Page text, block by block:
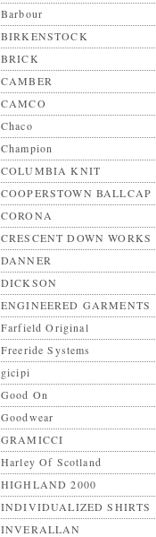
Barbour
BIRKENSTOCK
BRICK
CAMBER
CAMCO
Chaco
Champion
COLUMBIA KNIT
COOPERSTOWN BALLCAP
CORONA
CRESCENT DOWN WORKS
DANNER
DICKSON
ENGINEERED GARMENTS
Farfield Original
Freeride Systems
gicipi
Good On
Goodwear
GRAMICCI
Harley Of Scotland
HIGHLAND 2000
INDIVIDUALIZED SHIRTS
INVERALLAN